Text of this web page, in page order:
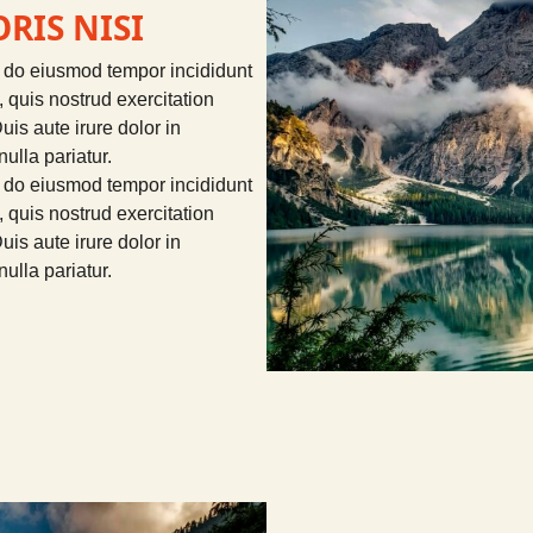
NISI
eiusmod tempor incididunt
quis nostrud exercitation
aute irure dolor in
pariatur.
eiusmod tempor incididunt
quis nostrud exercitation
aute irure dolor in
pariatur.